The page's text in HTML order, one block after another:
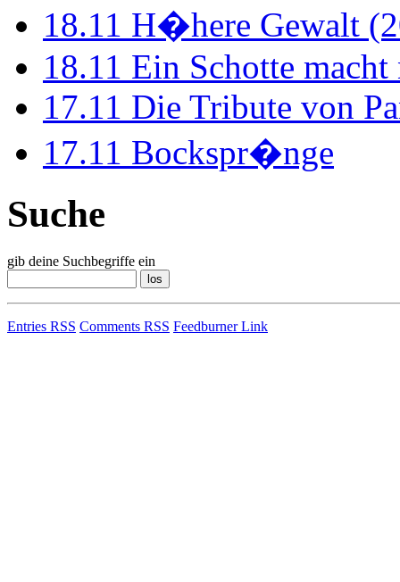
18.11 H�here Gewalt
18.11 Ein Schotte
17.11 Die Tribute von
17.11 Bockspr�nge
Suche
gib deine Suchbegriffe ein
Entries RSS Comments RSS Feedburner Link